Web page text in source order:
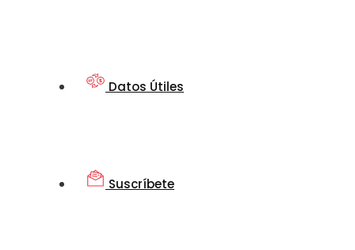
Datos Útiles
Suscríbete